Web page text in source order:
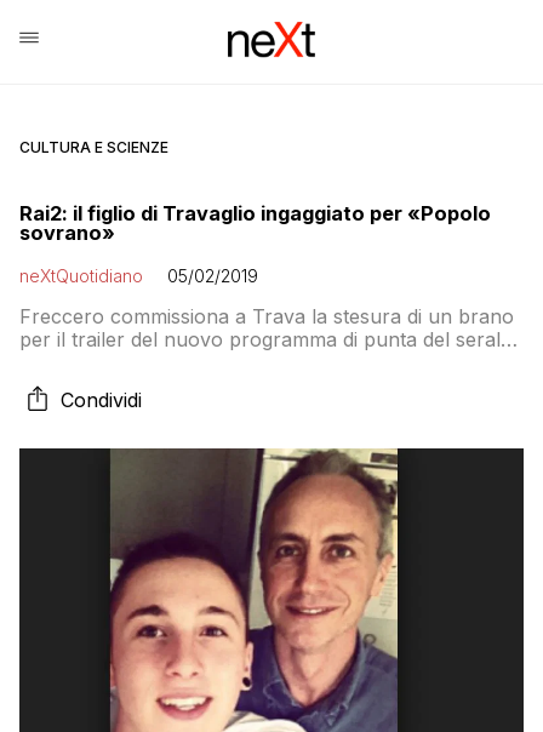
CULTURA E SCIENZE
Rai2: il figlio di Travaglio ingaggiato per «Popolo
sovrano»
neXtQuotidiano 05/02/2019
Freccero commissiona a Trava la stesura di un brano
per il trailer del nuovo programma di punta del serale
Condividi